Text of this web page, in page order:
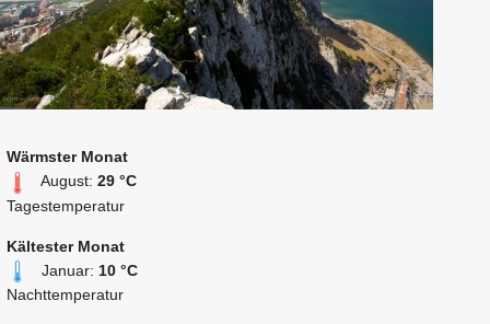
Wärmster Monat
August: 29 °C
Tagestemperatur
Kältester Monat
Januar: 10 °C
Nachttemperatur